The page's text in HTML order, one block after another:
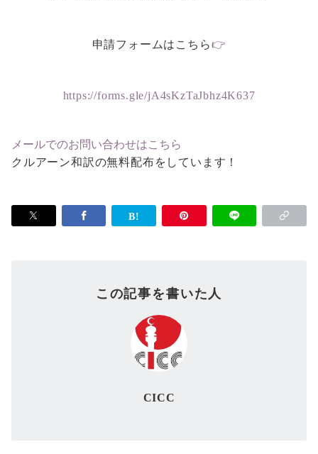
申請フォームはこちら👉
https://forms.gle/jA4sKzTaJbhz4K637
メールでのお問い合わせはこちら
クルアーン和訳の無料配布をしています！
この記事を書いた人
CICC